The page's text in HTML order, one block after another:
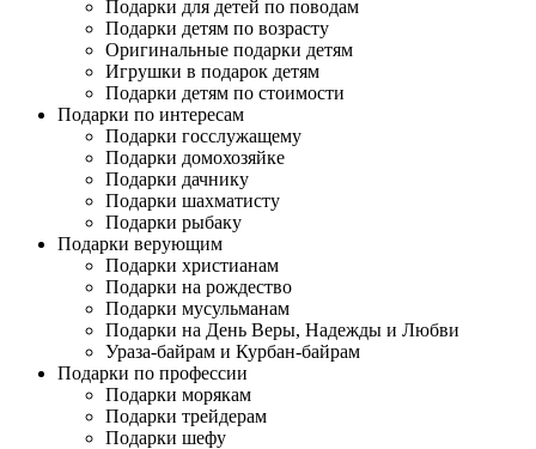
Подарки для детей по поводам
Подарки детям по возрасту
Оригинальные подарки детям
Игрушки в подарок детям
Подарки детям по стоимости
Подарки по интересам
Подарки госслужащему
Подарки домохозяйке
Подарки дачнику
Подарки шахматисту
Подарки рыбаку
Подарки верующим
Подарки христианам
Подарки на рождество
Подарки мусульманам
Подарки на День Веры, Надежды и Любви
Ураза-байрам и Курбан-байрам
Подарки по профессии
Подарки морякам
Подарки трейдерам
Подарки шефу